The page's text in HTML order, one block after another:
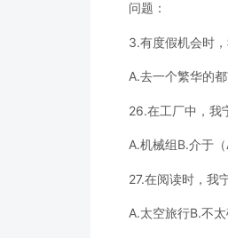
问题：
3.有度假机会时，
A.去一个繁华的
26.在工厂中，我
A.机械组B.介于
27.在阅读时，我
A.太空旅行B.不